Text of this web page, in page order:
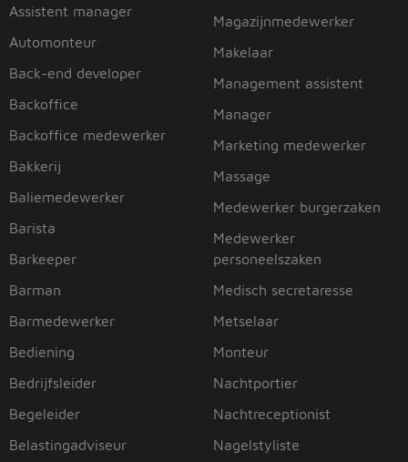
Assistent manager
Automonteur
Back-end developer
Backoffice
Backoffice medewerker
Bakkerij
Baliemedewerker
Barista
Barkeeper
Barman
Barmedewerker
Bediening
Bedrijfsleider
Begeleider
Belastingadviseur
Magazijnmedewerker
Makelaar
Management assistent
Manager
Marketing medewerker
Massage
Medewerker burgerzaken
Medewerker
personeelszaken
Medisch secretaresse
Metselaar
Monteur
Nachtportier
Nachtreceptionist
Nagelstyliste